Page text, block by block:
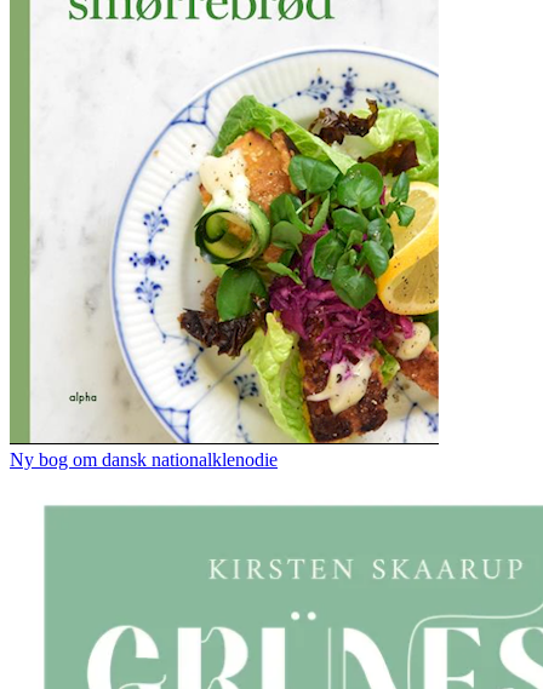
Ny bog om dansk nationalklenodie